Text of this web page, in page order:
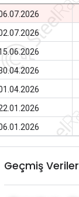
Geçmiş Veriler